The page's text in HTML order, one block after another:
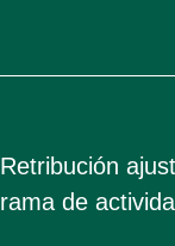
Retribución
rama de